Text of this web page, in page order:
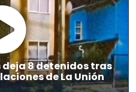
8 detenidos tras
de La Unión